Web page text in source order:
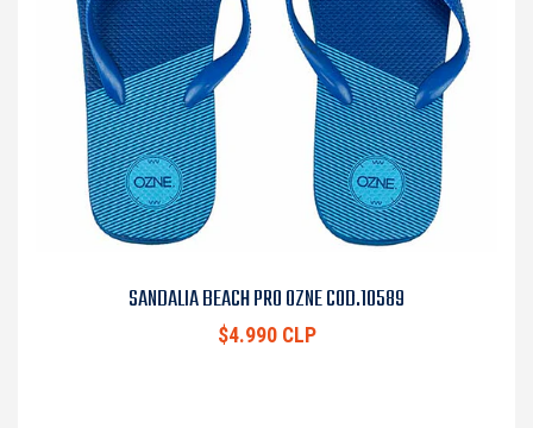
SANDALIA BEACH PRO OZNE COD.10589
$4.990 CLP